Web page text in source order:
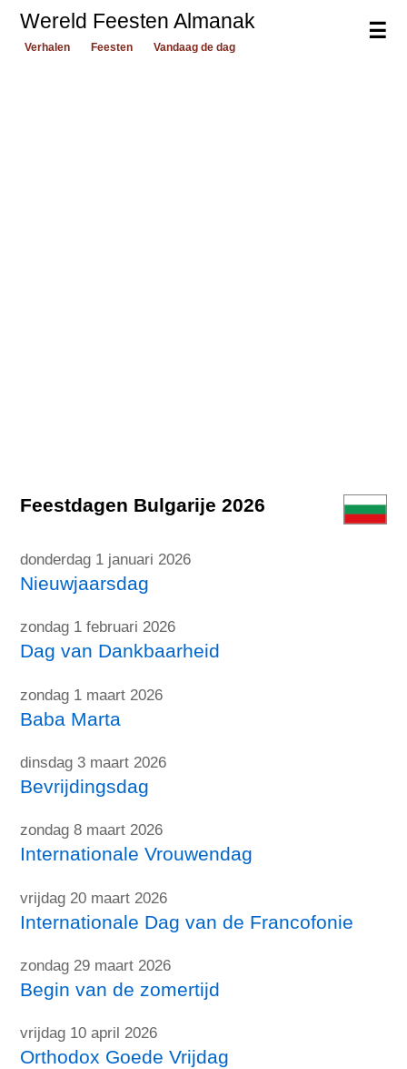
☰
Wereld Feesten Almanak
Verhalen Feesten Vandaag de dag
Feestdagen Bulgarije 2026
donderdag 1 januari 2026
Nieuwjaarsdag
zondag 1 februari 2026
Dag van Dankbaarheid
zondag 1 maart 2026
Baba Marta
dinsdag 3 maart 2026
Bevrijdingsdag
zondag 8 maart 2026
Internationale Vrouwendag
vrijdag 20 maart 2026
Internationale Dag van de Francofonie
zondag 29 maart 2026
Begin van de zomertijd
vrijdag 10 april 2026
Orthodox Goede Vrijdag